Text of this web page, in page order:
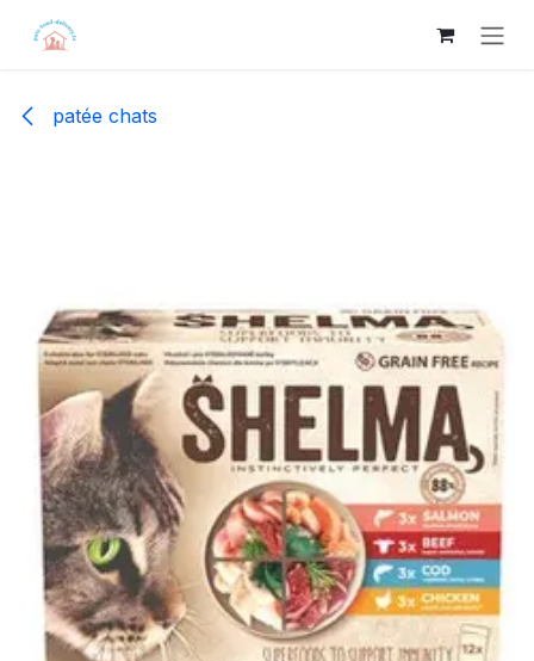
Se rendre au contenu
patée chats